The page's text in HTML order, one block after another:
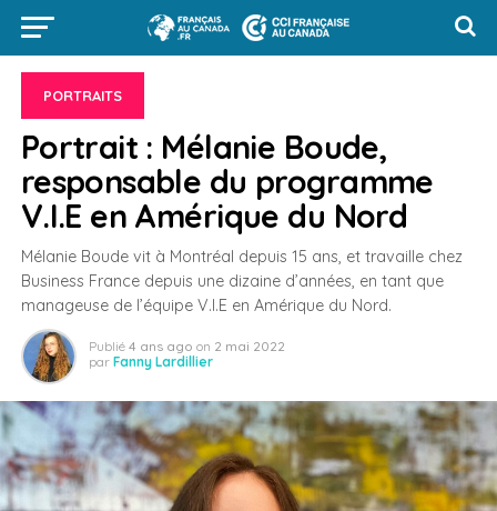
PORTRAITS
Portrait : Mélanie Boude,
responsable du programme
V.I.E en Amérique du Nord
Mélanie Boude vit à Montréal depuis 15 ans, et travaille chez
Business France depuis une dizaine d’années, en tant que
manageuse de l’équipe V.I.E en Amérique du Nord.
Publié 4 ans ago on 2 mai 2022
par Fanny Lardillier